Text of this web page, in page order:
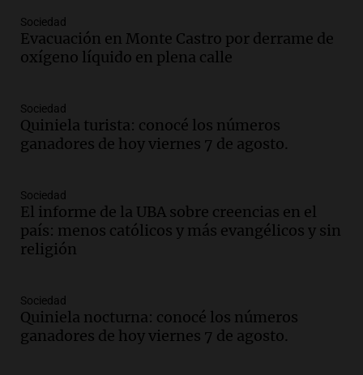
Audio.
Congreso y evacuación por derrame de
oxígeno en Montecastro
Audio.
Río Gallegos reporta frío extremo
y llega avión para escuelas de la décima
brigada aérea
Episodios
Audio. La justicia reconoce al COVID
como enfermedad laboral tras la muerte
de un docente
Audio. Aumento de tarifas de luz en San
Luis a partir de agosto por nueva
regulación de la energía
Sociedad
Evacuación en Monte Castro por derrame de
oxígeno líquido en plena calle
Sociedad
Quiniela turista: conocé los números
ganadores de hoy viernes 7 de agosto.
Sociedad
El informe de la UBA sobre creencias en el
país: menos católicos y más evangélicos y sin
religión
Sociedad
Quiniela nocturna: conocé los números
ganadores de hoy viernes 7 de agosto.